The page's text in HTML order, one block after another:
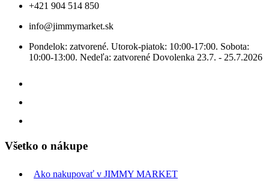
+421 904 514 850
info@jimmymarket.sk
Pondelok: zatvorené. Utorok-piatok: 10:00-17:00. Sobota:
10:00-13:00. Nedeľa: zatvorené Dovolenka 23.7. - 25.7.2026
Všetko o nákupe
Ako nakupovať v JIMMY MARKET